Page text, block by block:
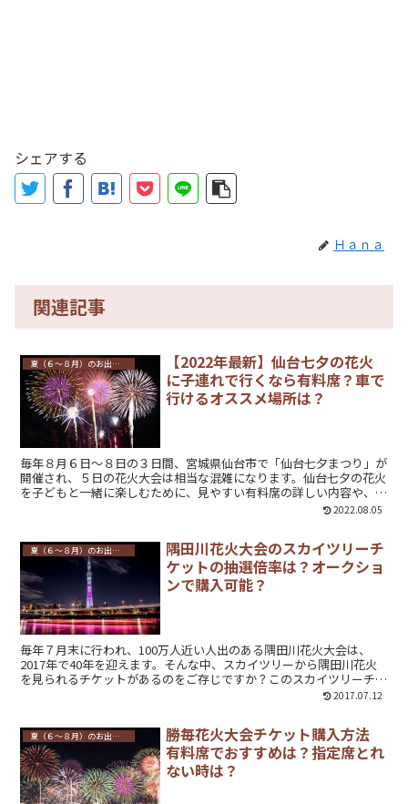
シェアする
Ｈａｎａ
関連記事
夏（６～８月）のお出かけ・イベント
【2022年最新】仙台七夕の花火
に子連れで行くなら有料席？車で
行けるオススメ場所は？
毎年８月６日～８日の３日間、宮城県仙台市で「仙台七夕まつり」が
開催され、５日の花火大会は相当な混雑になります。仙台七夕の花火
を子どもと一緒に楽しむために、見やすい有料席の詳しい内容や、車
2022.08.05
夏（６～８月）のお出かけ・イベント
隅田川花火大会のスカイツリーチ
ケットの抽選倍率は？オークショ
ンで購入可能？
毎年７月末に行われ、100万人近い人出のある隅田川花火大会は、
2017年で40年を迎えます。そんな中、スカイツリーから隅田川花火
を見られるチケットがあるのをご存じですか？このスカイツリーチケ
ットの入手方法や当選倍率、オークション等で購入することはできる
2017.07.12
夏（６～８月）のお出かけ・イベント
勝毎花火大会チケット購入方法
有料席でおすすめは？指定席とれ
ない時は？